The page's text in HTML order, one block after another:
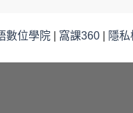
數位學院 窩課360 隱